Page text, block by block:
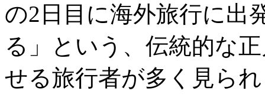
の2日目に海外旅行に出
る」という、伝統的な
せる旅行者が多く見ら